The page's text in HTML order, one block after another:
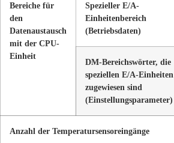
Bereiche für
den
Datenaustausch
mit der CPU-
Einheit
Spezieller E/A-
Einheitenbereich
(Betriebsdaten)
DM-Bereichswörter, die
speziellen E/A-Einheiten
zugewiesen sind
(Einstellungsparameter)
Anzahl der Temperatursensoreingänge